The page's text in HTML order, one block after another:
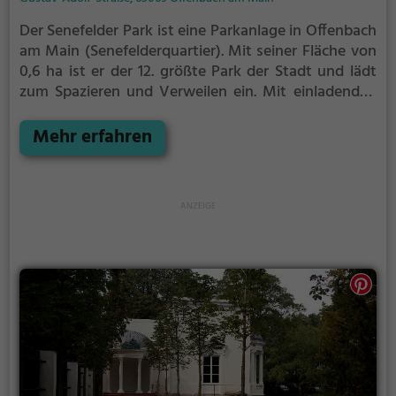
Der Senefelder Park ist eine Parkanlage in Offenbach
am Main (Senefelderquartier). Mit seiner Fläche von
0,6 ha ist er der 12. größte Park der Stadt und lädt
zum Spazieren und Verweilen ein. Mit einladenden
Senefelder Park zahlreiche Möglichkeiten zur
Entspannung.
Mehr erfahren